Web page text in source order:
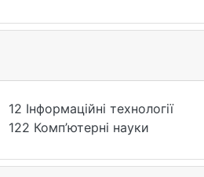
12 Інформаційні технології
122 Комп’ютерні науки